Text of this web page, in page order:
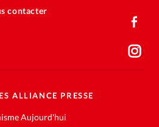
contacter
ALLIANCE PRESSE
Aujourd'hui